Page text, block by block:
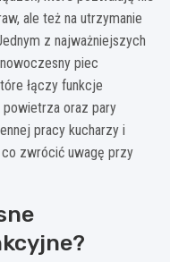
ale też na utrzymanie
z najważniejszych
piec
łączy funkcje
oraz pary
pracy kucharzy i
zwrócić uwagę przy